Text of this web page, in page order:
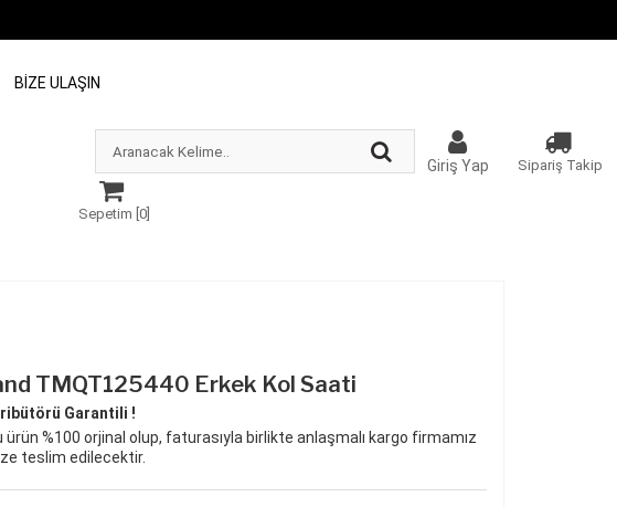
BIZE ULAŞIN
Giriş Yap Sipariş Takip
Sepetim [ 0]
TMQT125440 Erkek Kol Saati
Garantili !
ürün %100 orjinal olup, faturasıyla birlikte anlaşmalı kargo firmamız
teslim edilecektir.